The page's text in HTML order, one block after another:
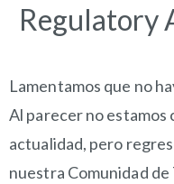
Regulatory
Lamentamos que no
Al parecer no estamos
actualidad, pero
nuestra Comunidad